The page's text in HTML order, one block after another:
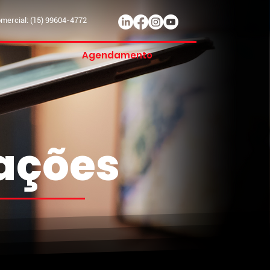
(15) 99604-4772
Agendamento